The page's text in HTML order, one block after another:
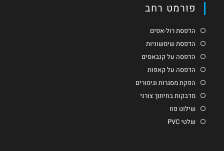
פורמט רחב
הדפסת רול-אפים
הדפסת שימשוניות
הדפסה על קנבאסים
הדפסה על קאפות
הפקת מסגרות וגימורים
מדבקות בחיתוך צורני
שילוט פח
שלטי PVC